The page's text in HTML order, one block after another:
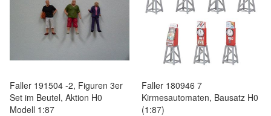
Faller 191504 -2, Figuren 3er
Set im Beutel, Aktion H0
Modell 1:87
Faller 180946 7
Kirmesautomaten, Bausatz H0
(1:87)